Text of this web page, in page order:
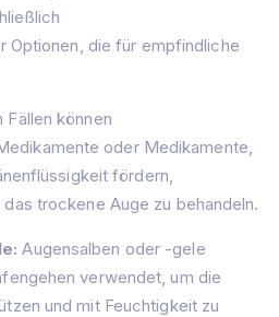
Optionen, die für empfindliche
Fällen können
oder Medikamente,
fördern,
trockene Auge zu behandeln.
Augensalben oder -gele
verwendet, um die
und mit Feuchtigkeit zu